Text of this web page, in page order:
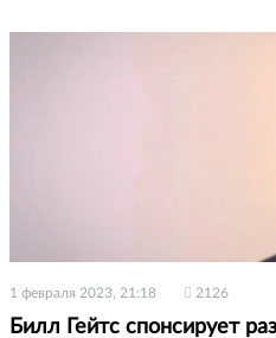
1 февраля 2023, 21:18 2126
Билл Гейтс спонсирует